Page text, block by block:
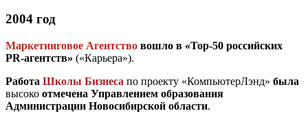
2004 год
Маркетинговое Агентство вошло в «Top-50 российских
PR-агентств» («Карьера»).
Работа Школы Бизнеса по проекту «КомпьютерЛэнд» была
высоко отмечена Управлением образования
Администрации Новосибирской области.